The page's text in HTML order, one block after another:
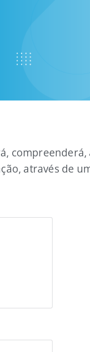
através de